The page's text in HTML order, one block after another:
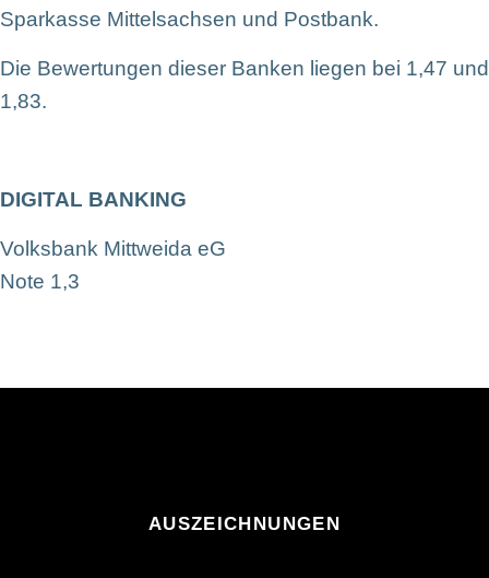
Sparkasse Mittelsachsen und Postbank.
Die Bewertungen dieser Banken liegen bei 1,47 und
1,83.
DIGITAL BANKING
Volksbank Mittweida eG
Note 1,3
AUSZEICHNUNGEN